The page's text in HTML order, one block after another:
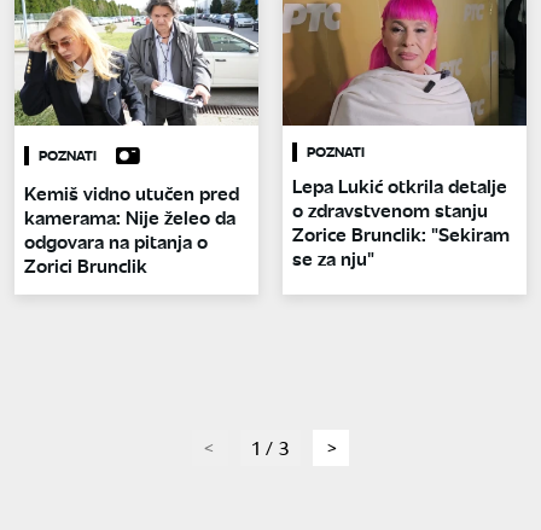
POZNATI
Kemiš vidno utučen pred
kamerama: Nije želeo da
odgovara na pitanja o
Zorici Brunclik
POZNATI
Lepa Lukić otkrila detalje
o zdravstvenom stanju
Zorice Brunclik: "Sekiram
se za nju"
page1 / 3 page